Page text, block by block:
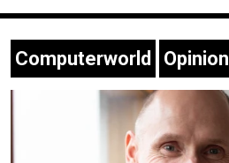
Computerworld Opinion